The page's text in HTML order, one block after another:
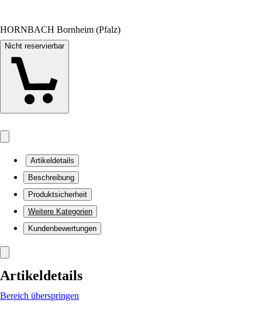
HORNBACH Bornheim (Pfalz)
Nicht reservierbar
Artikeldetails
Beschreibung
Produktsicherheit
Weitere Kategorien
Kundenbewertungen
Artikeldetails
Bereich überspringen